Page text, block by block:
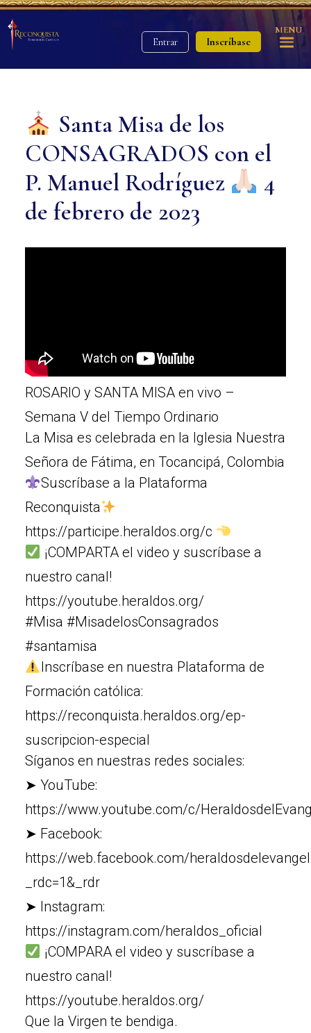
Entrar Inscríbase
MENU
Santa Misa de los
CONSAGRADOS con el
P. Manuel Rodríguez
4
de febrero de 2023
ROSARIO y SANTA MISA en vivo –
Semana V del Tiempo Ordinario
La Misa es celebrada en la Iglesia Nuestra
Señora de Fátima, en Tocancipá, Colombia
Suscríbase a la Plataforma
Reconquista
https://participe.heraldos.org/c
¡COMPARTA el video y suscríbase a
nuestro canal!
https://youtube.heraldos.org/
#Misa #MisadelosConsagrados
#santamisa
Inscríbase en nuestra Plataforma de
Formación católica:
https://reconquista.heraldos.org/ep-
suscripcion-especial
Síganos en nuestras redes sociales:
➤ YouTube:
https://www.youtube.com/c/
➤ Facebook:
https://web.facebook.com/
_rdc=1&_rdr
➤ Instagram:
https://instagram.com/heraldos_oficial
¡COMPARA el video y suscríbase a
nuestro canal!
https://youtube.heraldos.org/
Que la Virgen te bendiga.